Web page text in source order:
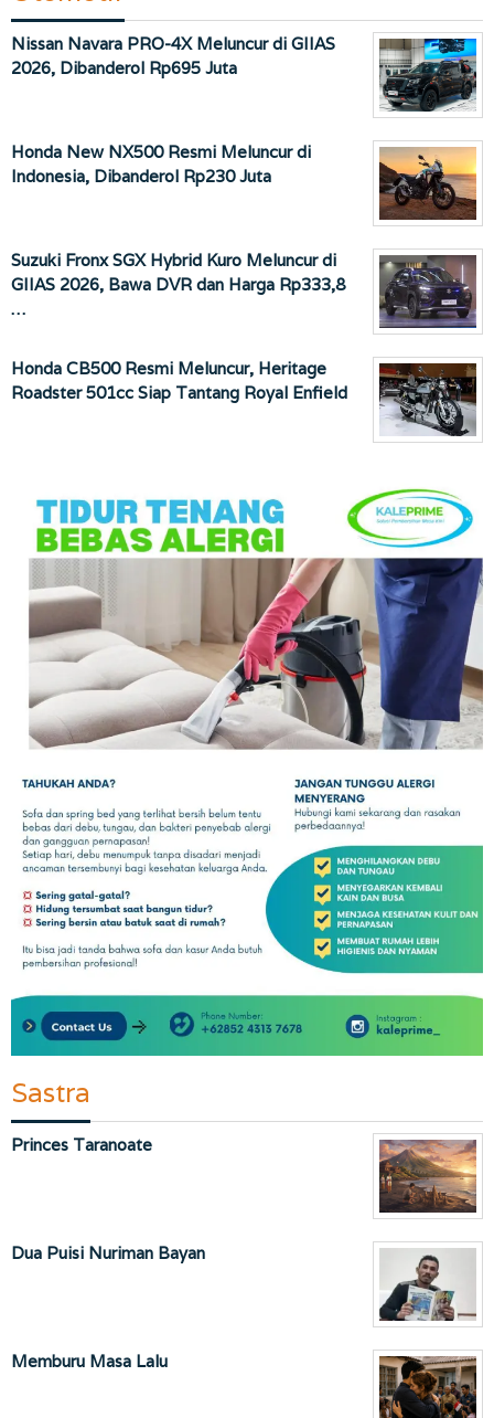
Nissan Navara PRO-4X Meluncur di GIIAS
2026, Dibanderol Rp695 Juta
Honda New NX500 Resmi Meluncur di
Indonesia, Dibanderol Rp230 Juta
Suzuki Fronx SGX Hybrid Kuro Meluncur di
GIIAS 2026, Bawa DVR dan Harga Rp333,8
…
Honda CB500 Resmi Meluncur, Heritage
Roadster 501cc Siap Tantang Royal Enfield
Sastra
Princes Taranoate
Dua Puisi Nuriman Bayan
Memburu Masa Lalu